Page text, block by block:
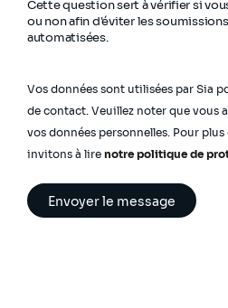
Cette question sert à vérifier si
ou non afin d'éviter les
automatisées.
Vos données sont utilisées par Sia
de contact. Veuillez noter que vous
vos données personnelles. Pour
invitons à lire notre politique de